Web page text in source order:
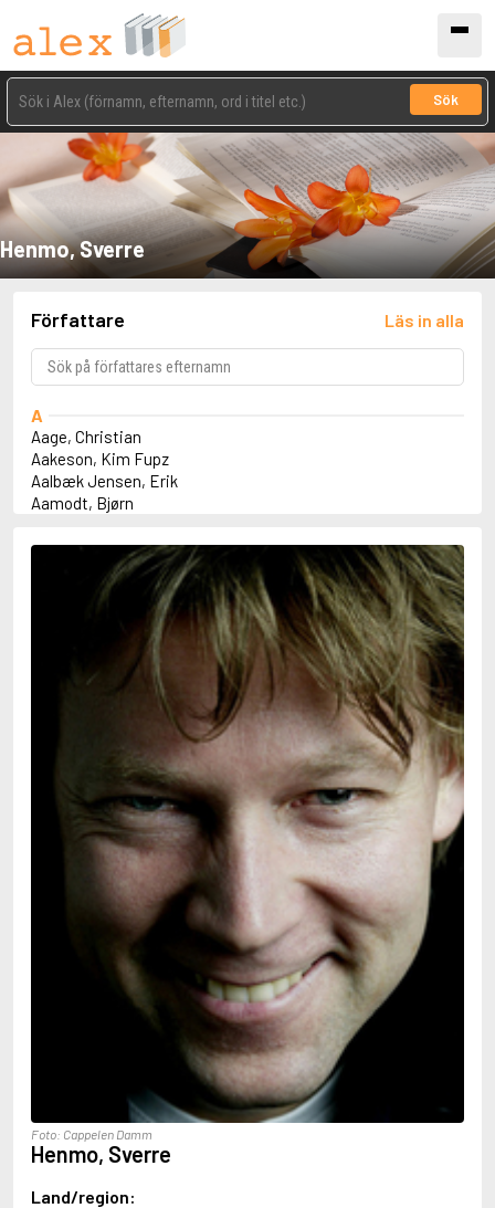
Sök
Henmo, Sverre
Författare Läs in alla
A
Aage, Christian
Aakeson, Kim Fupz
Aalbæk Jensen, Erik
Aamodt, Bjørn
Abbey, Kieran
Abbot, Anthony
Abbott, John
Abdel-Fattah, Randa
Abdolah, Kader
Abé, Kobo
Abish, Walter
Aboulela, Leila
Abrahams, Peter (f. 1919)
Abrahams, Peter (f. 1947)
Abrahamson, Emmy
Abse, Dannie
Abu-Jaber, Diana
Abulhawa, Susan
Achebe, Chinua
Achmatova, Anna
Aciman, André
Adam de la Halle
Adamov, Arthur
Adams, Douglas
Adams, Herbert
Adams, Jane
Foto: Cappelen Damm
Henmo, Sverre
Land/region: